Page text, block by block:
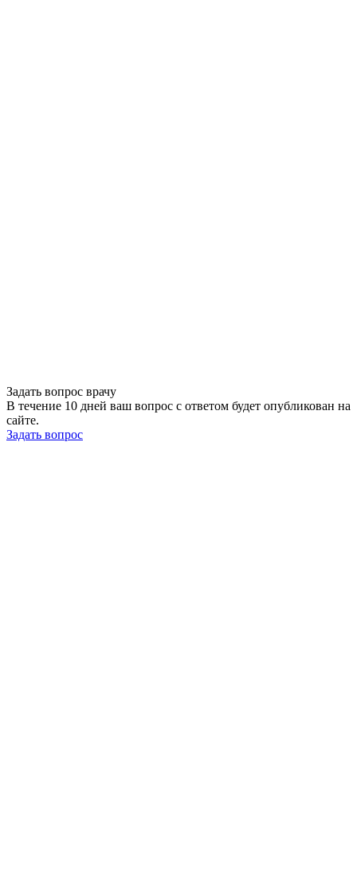
Задать вопрос врачу
В течение 10 дней ваш вопрос с ответом будет опубликован на
сайте.
Задать вопрос